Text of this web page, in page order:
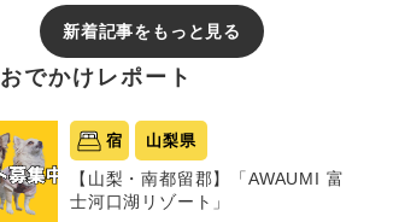
新着記事をもっと見る
おでかけレポート
宿 山梨県
【山梨・南都留郡】「AWAUMI 富
士河口湖リゾート」